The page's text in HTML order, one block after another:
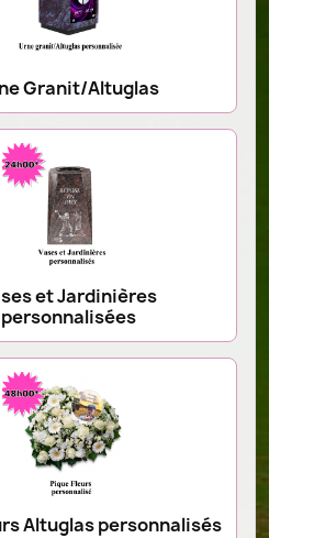
Granit/Altuglas
et Jardinières
personnalisées
Altuglas personnalisés